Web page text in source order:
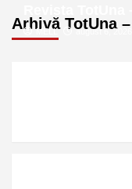
Arhivă TotUna
MELL august 6, 2026